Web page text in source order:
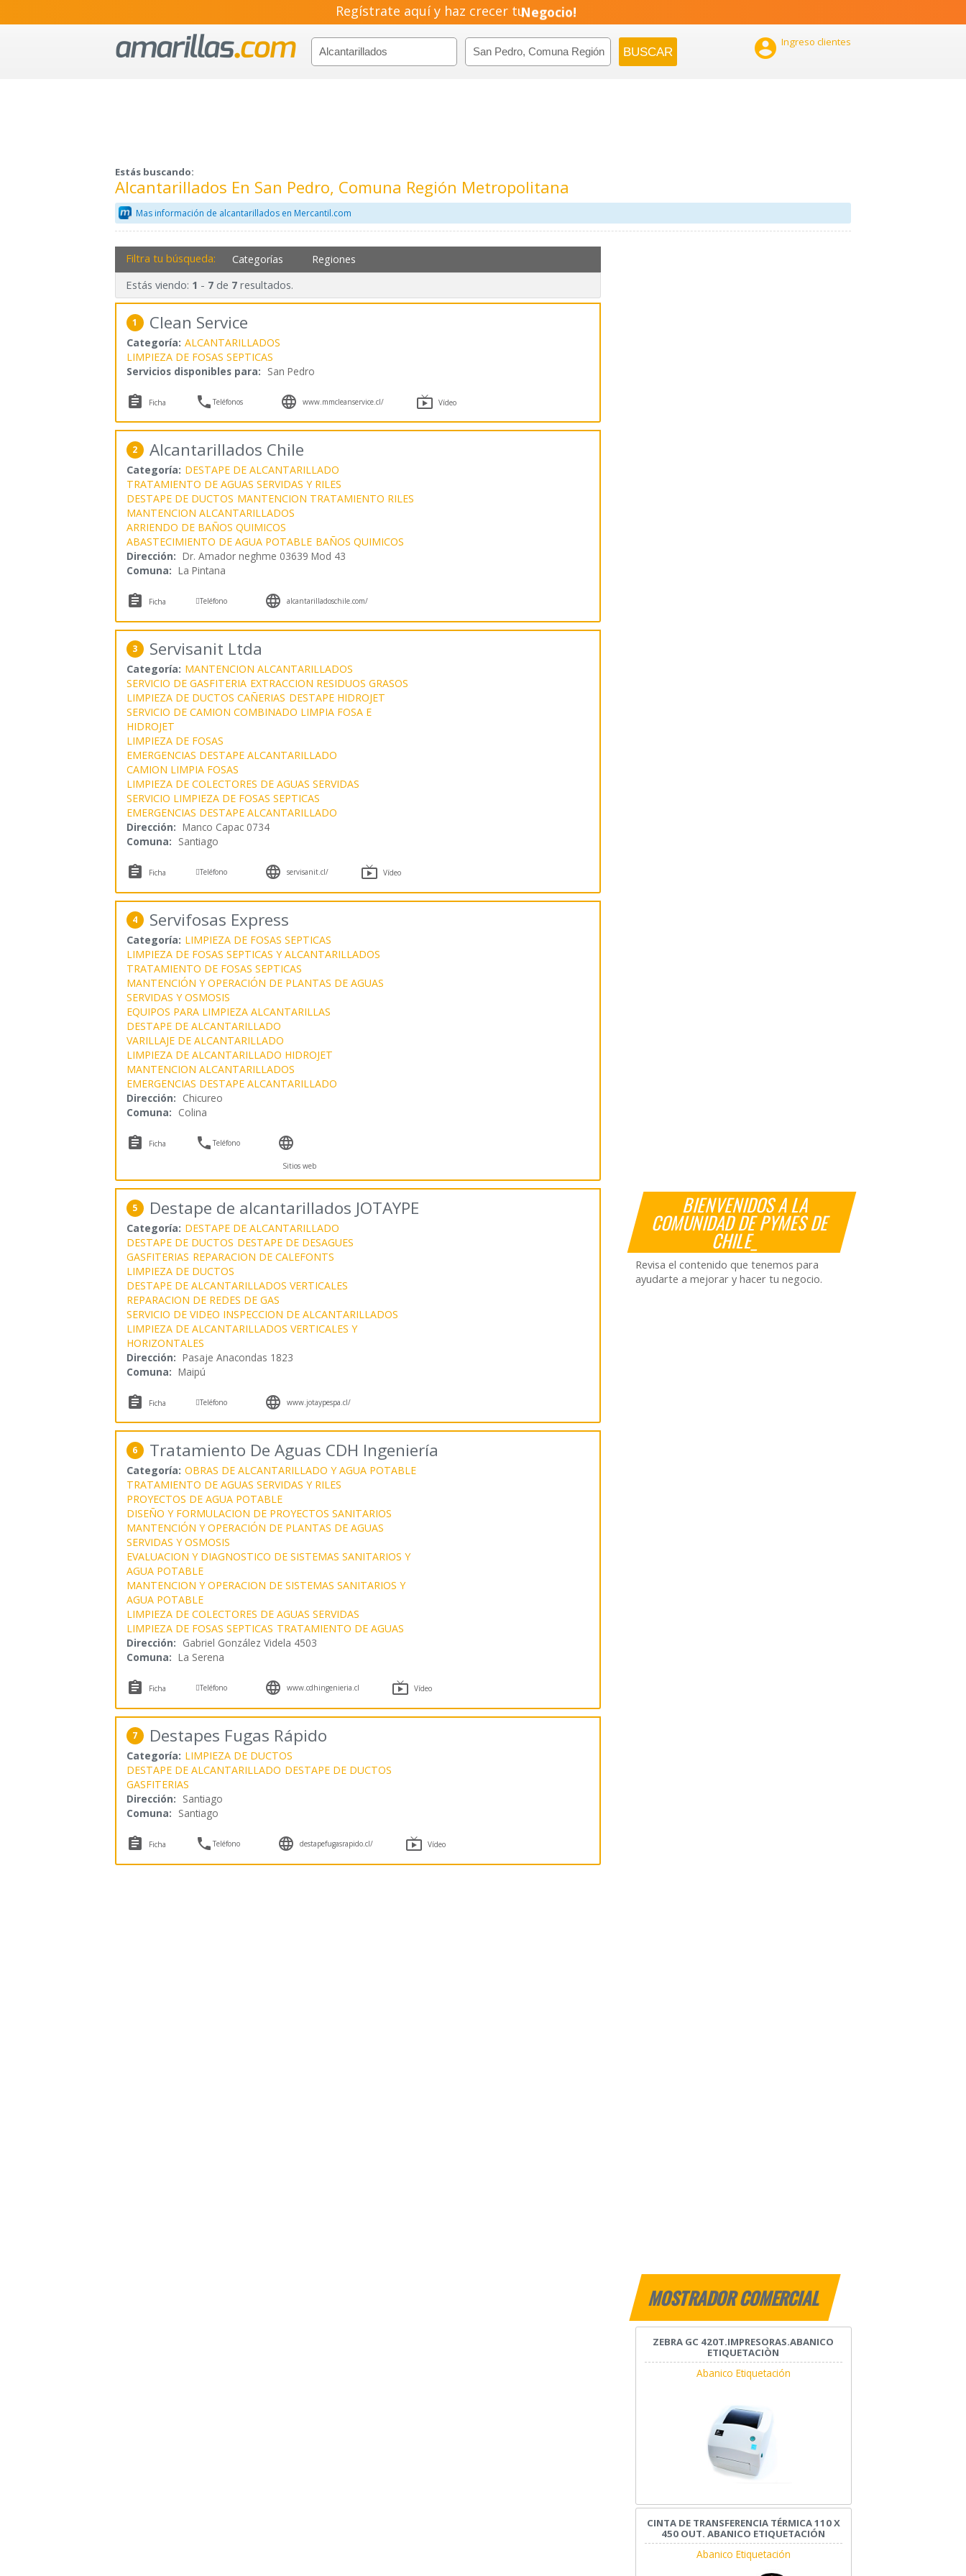
Regístrate aquí y haz crecer tuNegocio!
Pyme!
Emprendimiento!
 Ingreso clientes
Estás buscando:
Alcantarillados En San Pedro, Comuna Región Metropolitana
Mas información de alcantarillados en Mercantil.com
BIENVENIDOS A LA
COMUNIDAD DE PYMES DE
CHILE_
Revisa el contenido que tenemos para
ayudarte a mejorar y hacer tu negocio.
MOSTRADOR COMERCIAL
ZEBRA GC 420T.IMPRESORAS.ABANICO
ETIQUETACIÒN
Abanico Etiquetación
CINTA DE TRANSFERENCIA TÉRMICA 110 X
450 OUT. ABANICO ETIQUETACIÓN
Abanico Etiquetación
Filtra tu búsqueda: Categorías Regiones
Estás viendo: 1 - 7de 7resultados.
1 Clean Service
Categoría: ALCANTARILLADOS
LIMPIEZA DE FOSAS SEPTICAS
Servicios disponibles para: San Pedro
 Ficha Teléfonos  www.mmcleanservice.cl/  Vídeo
2 Alcantarillados Chile
Categoría: DESTAPE DE ALCANTARILLADO
TRATAMIENTO DE AGUAS SERVIDAS Y RILES
DESTAPE DE DUCTOS MANTENCION TRATAMIENTO RILES
MANTENCION ALCANTARILLADOS
ARRIENDO DE BAÑOS QUIMICOS
ABASTECIMIENTO DE AGUA POTABLE BAÑOS QUIMICOS
Dirección: Dr. Amador neghme 03639 Mod 43
Comuna: La Pintana
 Ficha Teléfono  alcantarilladoschile.com/
3 Servisanit Ltda
Categoría: MANTENCION ALCANTARILLADOS
SERVICIO DE GASFITERIA EXTRACCION RESIDUOS GRASOS
LIMPIEZA DE DUCTOS CAÑERIAS DESTAPE HIDROJET
SERVICIO DE CAMION COMBINADO LIMPIA FOSA E
HIDROJET
LIMPIEZA DE FOSAS
EMERGENCIAS DESTAPE ALCANTARILLADO
CAMION LIMPIA FOSAS
LIMPIEZA DE COLECTORES DE AGUAS SERVIDAS
SERVICIO LIMPIEZA DE FOSAS SEPTICAS
EMERGENCIAS DESTAPE ALCANTARILLADO
Dirección: Manco Capac 0734
Comuna: Santiago
 Ficha Teléfono  servisanit.cl/  Vídeo
4 Servifosas Express
Categoría: LIMPIEZA DE FOSAS SEPTICAS
LIMPIEZA DE FOSAS SEPTICAS Y ALCANTARILLADOS
TRATAMIENTO DE FOSAS SEPTICAS
MANTENCIÓN Y OPERACIÓN DE PLANTAS DE AGUAS
SERVIDAS Y OSMOSIS
EQUIPOS PARA LIMPIEZA ALCANTARILLAS
DESTAPE DE ALCANTARILLADO
VARILLAJE DE ALCANTARILLADO
LIMPIEZA DE ALCANTARILLADO HIDROJET
MANTENCION ALCANTARILLADOS
EMERGENCIAS DESTAPE ALCANTARILLADO
Dirección: Chicureo
Comuna: Colina
 Ficha Teléfono 
Sitios web
5 Destape de alcantarillados JOTAYPE
Categoría: DESTAPE DE ALCANTARILLADO
DESTAPE DE DUCTOS DESTAPE DE DESAGUES
GASFITERIAS REPARACION DE CALEFONTS
LIMPIEZA DE DUCTOS
DESTAPE DE ALCANTARILLADOS VERTICALES
REPARACION DE REDES DE GAS
SERVICIO DE VIDEO INSPECCION DE ALCANTARILLADOS
LIMPIEZA DE ALCANTARILLADOS VERTICALES Y
HORIZONTALES
Dirección: Pasaje Anacondas 1823
Comuna: Maipú
 Ficha Teléfono  www.jotaypespa.cl/
6 Tratamiento De Aguas CDH Ingeniería
Categoría: OBRAS DE ALCANTARILLADO Y AGUA POTABLE
TRATAMIENTO DE AGUAS SERVIDAS Y RILES
PROYECTOS DE AGUA POTABLE
DISEÑO Y FORMULACION DE PROYECTOS SANITARIOS
MANTENCIÓN Y OPERACIÓN DE PLANTAS DE AGUAS
SERVIDAS Y OSMOSIS
EVALUACION Y DIAGNOSTICO DE SISTEMAS SANITARIOS Y
AGUA POTABLE
MANTENCION Y OPERACION DE SISTEMAS SANITARIOS Y
AGUA POTABLE
LIMPIEZA DE COLECTORES DE AGUAS SERVIDAS
LIMPIEZA DE FOSAS SEPTICAS TRATAMIENTO DE AGUAS
Dirección: Gabriel González Videla 4503
Comuna: La Serena
 Ficha Teléfono  www.cdhingenieria.cl  Vídeo
7 Destapes Fugas Rápido
Categoría: LIMPIEZA DE DUCTOS
DESTAPE DE ALCANTARILLADO DESTAPE DE DUCTOS
GASFITERIAS
Dirección: Santiago
Comuna: Santiago
 Ficha Teléfono  destapefugasrapido.cl/  Vídeo